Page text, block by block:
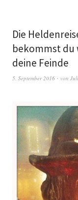
Die
bekommst du
deine Feinde
5. September 2016 von Juli